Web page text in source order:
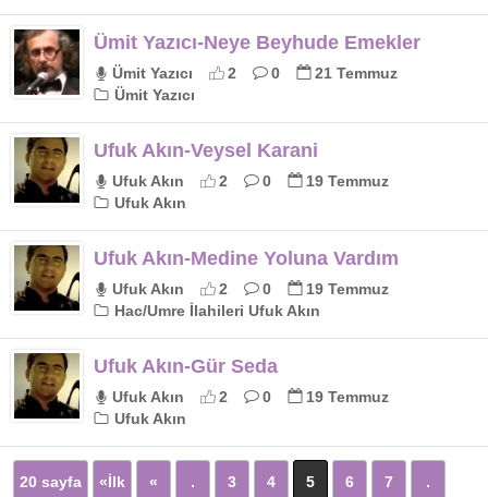
Ümit Yazıcı-Neye Beyhude Emekler
Ümit Yazıcı 2 0
21 Temmuz
Ümit Yazıcı
Ufuk Akın-Veysel Karani
Ufuk Akın 2 0
19 Temmuz
Ufuk Akın
Ufuk Akın-Medine Yoluna Vardım
Ufuk Akın 2 0
19 Temmuz
Hac/Umre İlahileri Ufuk Akın
Ufuk Akın-Gür Seda
Ufuk Akın 2 0
19 Temmuz
Ufuk Akın
20 sayfa «İlk « . 3 4 5 6 7 .